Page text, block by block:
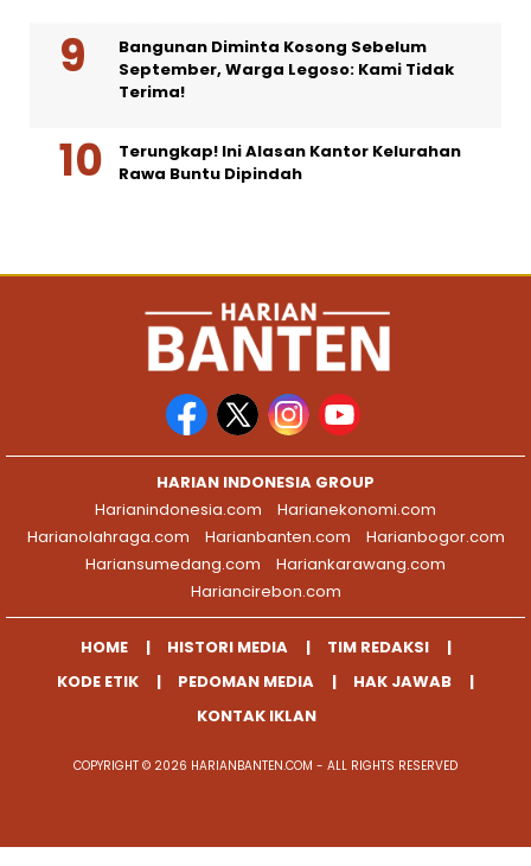
Bangunan Diminta Kosong Sebelum
September, Warga Legoso: Kami Tidak
Terima!
Terungkap! Ini Alasan Kantor Kelurahan
Rawa Buntu Dipindah
HARIAN INDONESIA GROUP
Harianindonesia.com
Harianekonomi.com
Harianolahraga.com
Harianbanten.com
Harianbogor.com
Hariansumedang.com
Hariankarawang.com
Hariancirebon.com
HOME HISTORI MEDIA
TIM REDAKSI
KODE ETIK
PEDOMAN MEDIA
HAK JAWAB
KONTAK IKLAN
COPYRIGHT © 2026 HARIANBANTEN.COM - ALL RIGHTS RESERVED